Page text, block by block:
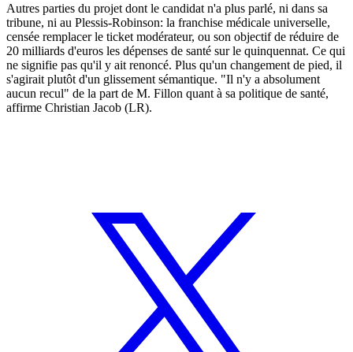
Autres parties du projet dont le candidat n'a plus parlé, ni dans sa
tribune, ni au Plessis-Robinson: la franchise médicale universelle,
censée remplacer le ticket modérateur, ou son objectif de réduire de
20 milliards d'euros les dépenses de santé sur le quinquennat. Ce qui
ne signifie pas qu'il y ait renoncé. Plus qu'un changement de pied, il
s'agirait plutôt d'un glissement sémantique. "Il n'y a absolument
aucun recul" de la part de M. Fillon quant à sa politique de santé,
affirme Christian Jacob (LR).